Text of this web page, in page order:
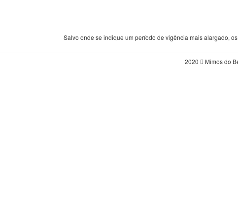
Salvo onde se indique um período de vigência mais alargado,
2020 Mimos do